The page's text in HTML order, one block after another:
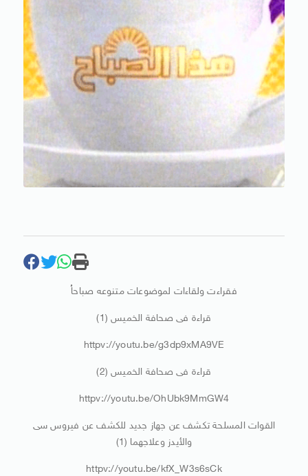
فقراءت ولقاءات لموضوعات متنوعه صباحاُ
قراءة فى صحافة الخميس (1)
httpv://youtu.be/g3dp9xMA9VE
قراءة فى صحافة الخميس (2)
httpv://youtu.be/OhUbk9MmGW4
القوات المسلحة تكشف عن جهاز جديد للكشف عن فيروس سى
والأيدز وعلاجهما (1)
httpv://youtu.be/kfX_W3s6sCk